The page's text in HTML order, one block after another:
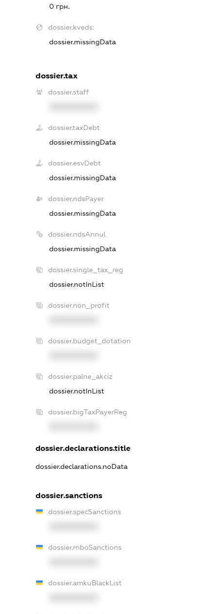
0 грн.
dossier.kveds:
dossier.missingData
dossier.tax
dossier.staff
dossier.taxDebt
dossier.missingData
dossier.esvDebt
dossier.missingData
dossier.ndsPayer
dossier.missingData
dossier.ndsAnnul
dossier.missingData
dossier.single_tax_reg
dossier.notInList
dossier.non_profit
dossier.budget_dotation
dossier.palne_akciz
dossier.notInList
dossier.bigTaxPayerReg
dossier.declarations.title
dossier.declarations.noData
dossier.sanctions
dossier.specSanctions
dossier.rnboSanctions
dossier.amkuBlackList